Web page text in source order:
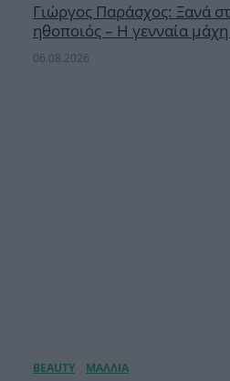
Γιώργος Παράσχος: Ξανά
ηθοποιός – Η γενναία
06.08.2026